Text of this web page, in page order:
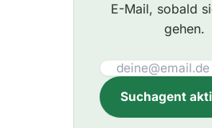
E-Mail, sobald
gehen.
Suchagent